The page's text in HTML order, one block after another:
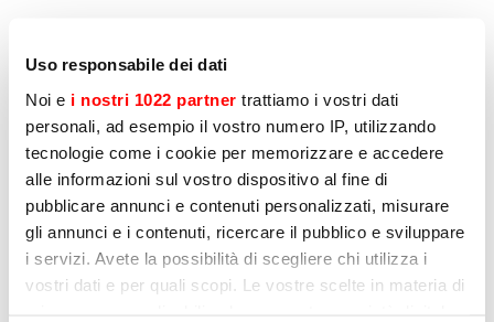
Uso responsabile dei dati
Noi e i nostri 1022 partner trattiamo i vostri dati
personali, ad esempio il vostro numero IP, utilizzando
tecnologie come i cookie per memorizzare e accedere
alle informazioni sul vostro dispositivo al fine di
pubblicare annunci e contenuti personalizzati, misurare
gli annunci e i contenuti, ricercare il pubblico e sviluppare
i servizi. Avete la possibilità di scegliere chi utilizza i
vostri dati e per quali scopi. Le vostre scelte in materia di
datos personales por parte de Sirman para la
elaboración de perfiles, tal y como se indica en
el apartado E) y F) de la Política de Privacidad
Sì
No